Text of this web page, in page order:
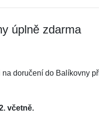
úplně zdarma
doručení do Balíkovny
včetně.